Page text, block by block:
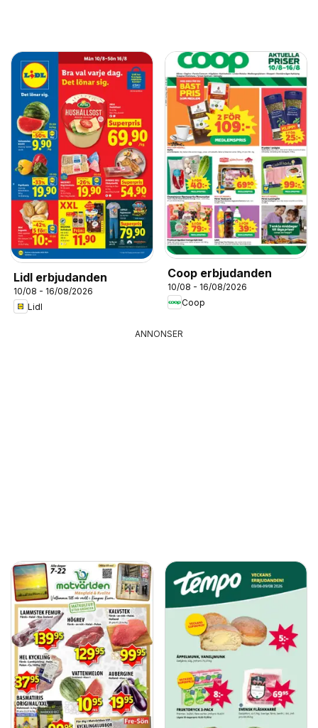
Lidl erbjudanden
10/08 - 16/08/2026
Lidl
Coop erbjudanden
10/08 - 16/08/2026
Coop
ANNONSER